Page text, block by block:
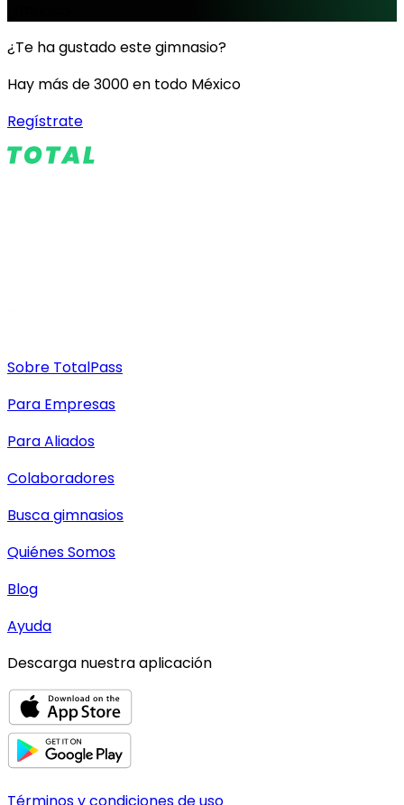
¿Te ha gustado este gimnasio?
Hay más de 3000 en todo México
Regístrate
Sobre TotalPass
Para Empresas
Para Aliados
Colaboradores
Busca gimnasios
Quiénes Somos
Blog
Ayuda
Descarga nuestra aplicación